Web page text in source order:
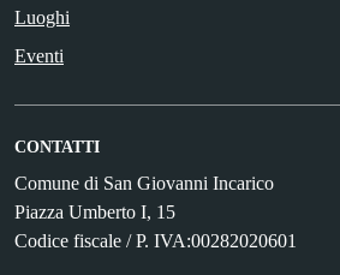
Luoghi
Eventi
CONTATTI
Comune di San Giovanni Incarico
Piazza Umberto I, 15
Codice fiscale / P. IVA:00282020601